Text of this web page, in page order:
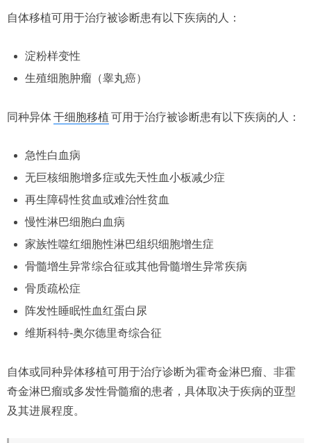
自体移植可用于治疗被诊断患有以下疾病的人：
淀粉样变性
生殖细胞肿瘤（睾丸癌）
同种异体干细胞移植 可用于治疗被诊断患有以下疾病的人：
急性白血病
无巨核细胞增多症或先天性血小板减少症
再生障碍性贫血或难治性贫血
慢性淋巴细胞白血病
家族性噬红细胞性淋巴组织细胞增生症
骨髓增生异常综合征或其他骨髓增生异常疾病
骨质疏松症
阵发性睡眠性血红蛋白尿
维斯科特-奥尔德里奇综合征
自体或同种异体移植可用于治疗诊断为霍奇金淋巴瘤、非霍
奇金淋巴瘤或多发性骨髓瘤的患者，具体取决于疾病的亚型
及其进展程度。